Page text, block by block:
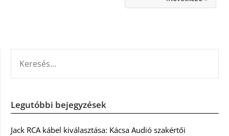
Legutóbbi bejegyzések
Jack RCA kábel kiválasztása: Kácsa Audió szakértői